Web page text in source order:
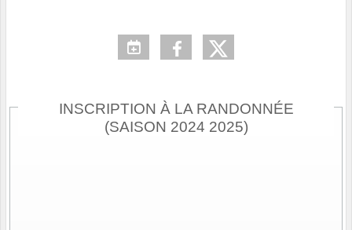
INSCRIPTION À LA RANDONNÉE
(SAISON 2024 2025)